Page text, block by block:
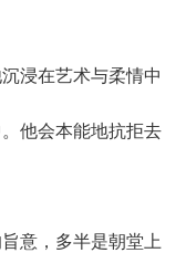
浸在艺术与柔情中
他会本能地抗拒去
意，多半是朝堂上